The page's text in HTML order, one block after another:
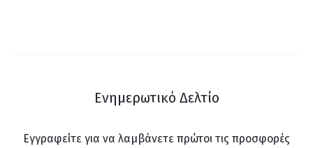
Ενημερωτικό Δελτίο
Εγγραφείτε για να λαμβάνετε πρώτοι τις προσφορές